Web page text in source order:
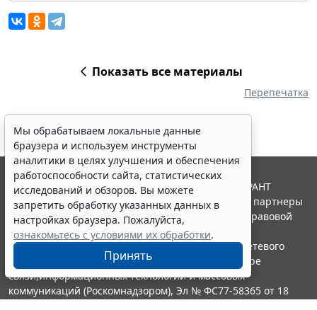
Показать все материалы
Перепечатка
Мы обрабатываем локальные данные
браузера и используем инструменты
аналитики в целях улучшения и обеспечения
работоспособности сайта, статистических
исследований и обзоров. Вы можете
запретить обработку указанных данных в
настройках браузера. Пожалуйста,
ознакомьтесь с условиями их обработки.
Принять
© ООО "НПП "ГАРАНТ-СЕРВИС", 2026. Система ГАРАНТ
выпускается с 1990 года. Компания "Гарант" и ее партнеры
являются участниками Российской ассоциации правовой
информации ГАРАНТ.
Портал ГАРАНТ.РУ зарегистрирован в качестве сетевого
издания Федеральной службой по надзору в сфере
связи,информационных технологий и массовых
коммуникаций (Роскомнадзором), Эл № ФС77-58365 от 18